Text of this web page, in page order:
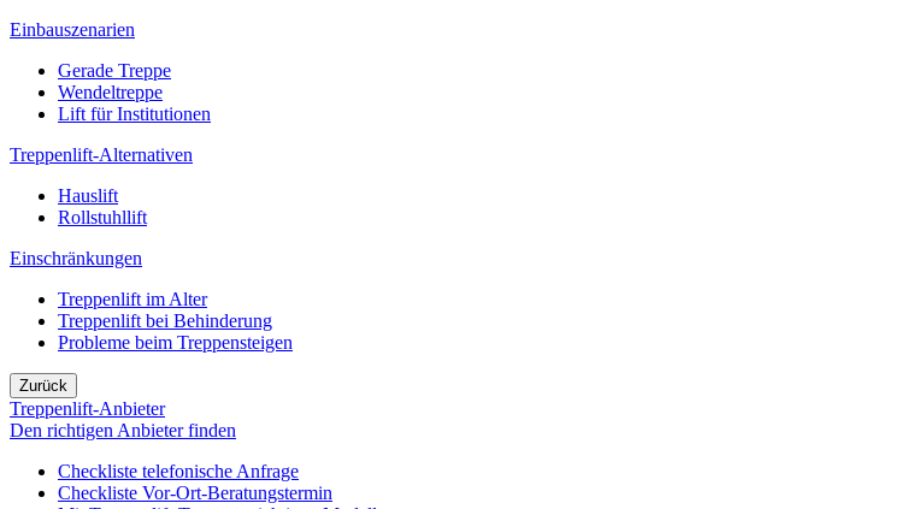
Einbauszenarien
Gerade Treppe
Wendeltreppe
Lift für Institutionen
Treppenlift-Alternativen
Hauslift
Rollstuhllift
Einschränkungen
Treppenlift im Alter
Treppenlift bei Behinderung
Probleme beim Treppensteigen
Zurück
Treppenlift-Anbieter
Den richtigen Anbieter finden
Checkliste telefonische Anfrage
Checkliste Vor-Ort-Beratungstermin